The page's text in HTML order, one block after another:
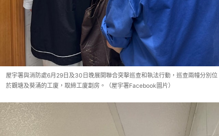
屋宇署與消防處6月29日及30日晚展開聯合突擊巡查和執法行動，巡查兩幢分別位
於觀塘及葵涌的工廈，取締工廈劏房。（屋宇署Facebook圖片）